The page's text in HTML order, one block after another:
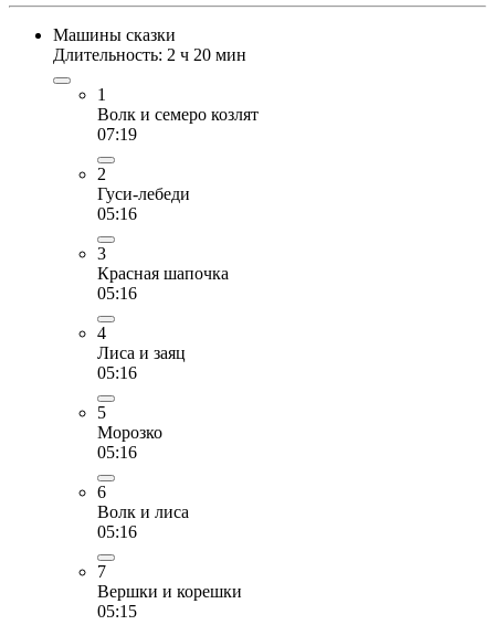
Машины сказки
Длительность: 2 ч 20 мин
1
Волк и семеро козлят
07:19
2
Гуси-лебеди
05:16
3
Красная шапочка
05:16
4
Лиса и заяц
05:16
5
Морозко
05:16
6
Волк и лиса
05:16
7
Вершки и корешки
05:15